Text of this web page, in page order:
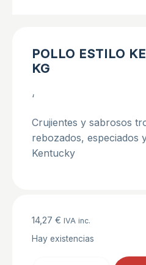
POLLO ESTILO
KG
‘
Crujientes y sabrosos
rebozados, especiados
Kentucky
14,27 € IVA inc.
Hay existencias